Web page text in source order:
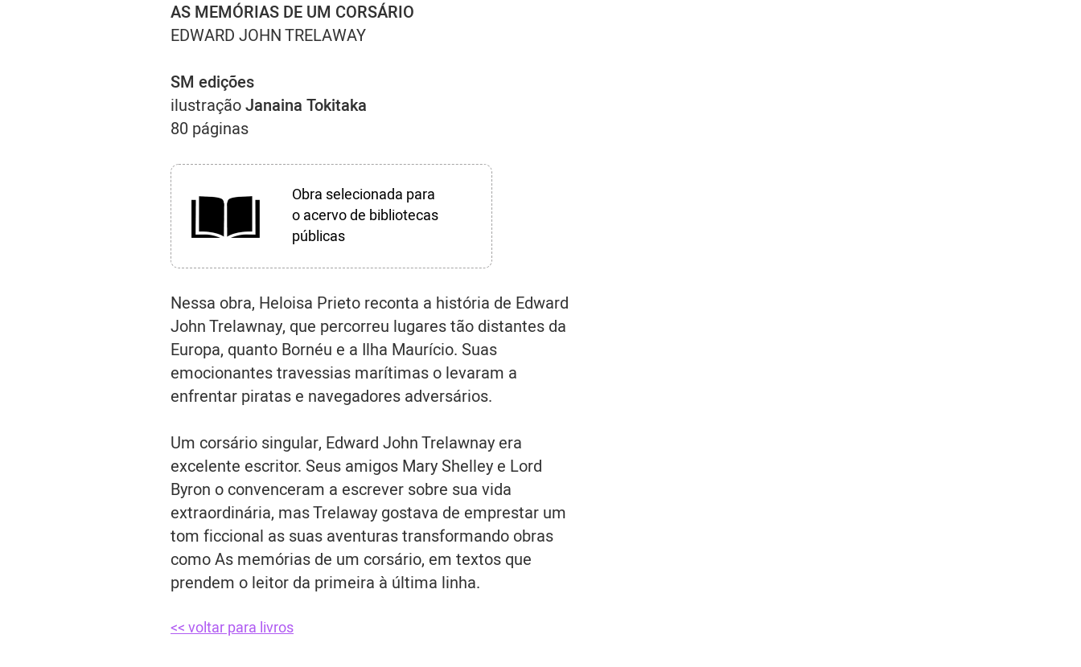
AS MEMÓRIAS DE UM CORSÁRIO
EDWARD JOHN TRELAWAY
SM edições
ilustraçãoJanaina Tokitaka
80 páginas
Obra selecionada para
o acervo de bibliotecas
públicas
Nessa obra, Heloisa Prieto reconta a história de Edward
John Trelawnay, que percorreu lugares tão distantes da
Europa, quanto Bornéu e a Ilha Maurício. Suas
emocionantes travessias marítimas o levaram a
enfrentar piratas e navegadores adversários.
Um corsário singular, Edward John Trelawnay era
excelente escritor. Seus amigos Mary Shelley e Lord
Byron o convenceram a escrever sobre sua vida
extraordinária, mas Trelaway gostava de emprestar um
tom ficcional as suas aventuras transformando obras
como As memórias de um corsário, em textos que
prendem o leitor da primeira à última linha.
<< voltar para livros